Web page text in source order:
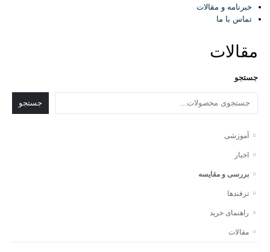
خبرنامه و مقالات
تماس با ما
مقالات
جستجو
جستجو
آموزشی
اخبار
بررسی و مقایسه
ترفندها
راهنمای خرید
مقالات